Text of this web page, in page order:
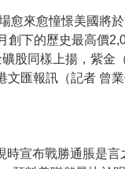
愈來愈憧憬美國將
創下的歷史最高價
股同樣上揚，紫金
匯報訊（記者 曾業
宣布戰勝通脹是